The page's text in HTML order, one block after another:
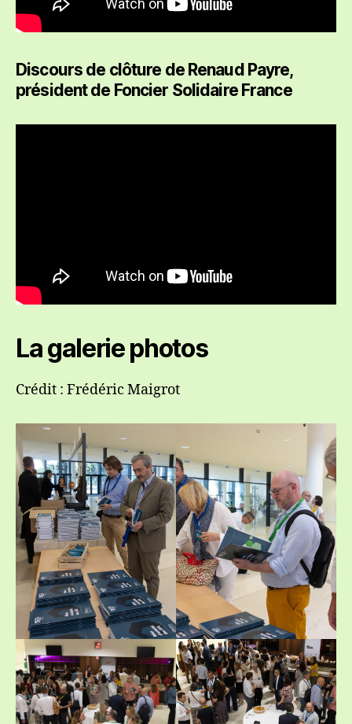
Discours de clôture de Renaud Payre,
président de Foncier Solidaire France
La galerie photos
Crédit : Frédéric Maigrot